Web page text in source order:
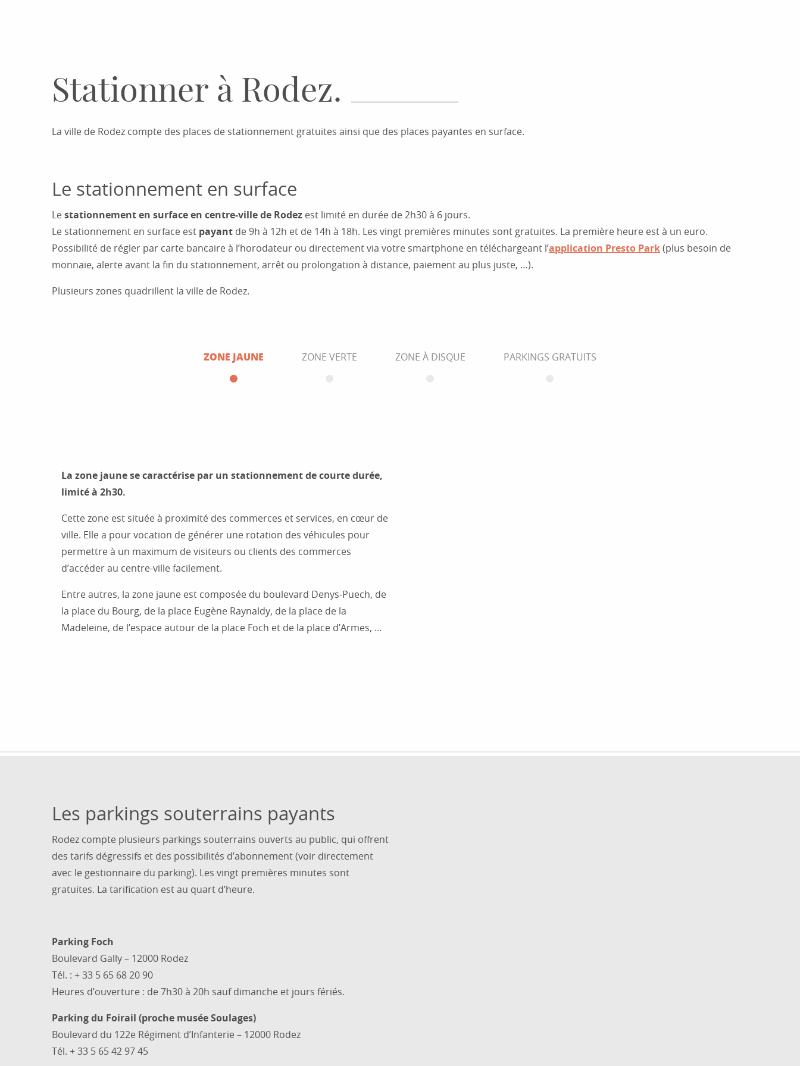
Stationner à Rodez.
La ville de Rodez compte des places de stationnement gratuites ainsi que des places payantes en surface.
Le stationnement en surface
Lestationnement en surface en centre-ville de Rodez est limité en durée de 2h30 à 6 jours.
Le stationnement en surface est payant de 9h à 12h et de 14h à 18h. Les vingt premières minutes sont gratuites. La première heure est à un euro.
Possibilité de régler par carte bancaire à l’horodateur ou directement via votre smartphone en téléchargeant l’application Presto Park(plus besoin de
monnaie, alerte avant la fin du stationnement, arrêt ou prolongation à distance, paiement au plus juste, …).
Plusieurs zones quadrillent la ville de Rodez.
ZONE JAUNE ZONE VERTE ZONE À DISQUE PARKINGS GRATUITS
La zone jaune se caractérise par un stationnement de courte durée,
limité à 2h30.
Cette zone est située à proximité des commerces et services, en cœur de
ville. Elle a pour vocation de générer une rotation des véhicules pour
permettre à un maximum de visiteurs ou clients des commerces
d’accéder au centre-ville facilement.
Entre autres, la zone jaune est composée du boulevard Denys-Puech, de
la place du Bourg, de la place Eugène Raynaldy, de la place de la
Madeleine, de l’espace autour de la place Foch et de la place d’Armes, …
Les parkings souterrains payants
Rodez compte plusieurs parkings souterrains ouverts au public, qui offrent
des tarifs dégressifs et des possibilités d’abonnement (voir directement
avec le gestionnaire du parking). Les vingt premières minutes sont
gratuites. La tarification est au quart d’heure.
Parking Foch
Boulevard Gally – 12000 Rodez
Tél. : + 33 5 65 68 20 90
Heures d’ouverture : de 7h30 à 20h sauf dimanche et jours fériés.
Parking du Foirail (proche musée Soulages)
Boulevard du 122e Régiment d’Infanterie – 12000 Rodez
Tél. + 33 5 65 42 97 45